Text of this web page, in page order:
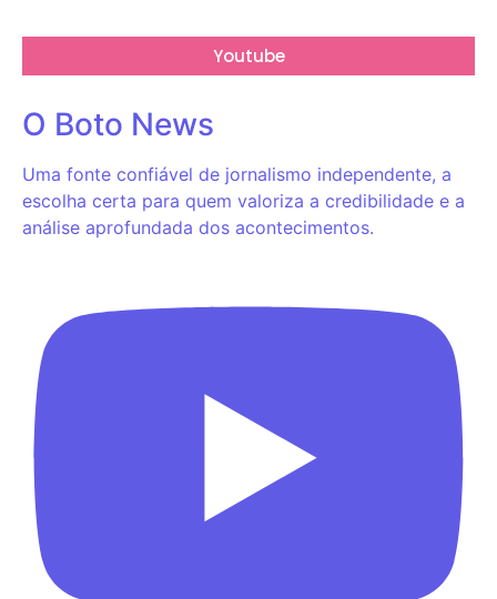
Youtube
O Boto News
Uma fonte confiável de jornalismo independente, a
escolha certa para quem valoriza a credibilidade e a
análise aprofundada dos acontecimentos.